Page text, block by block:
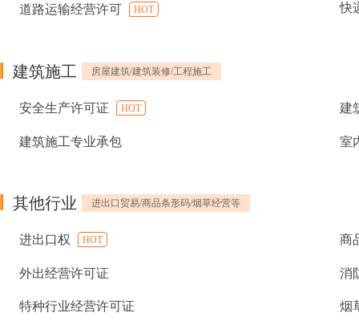
道路运输经营许可 HOT 快
建筑施工 房屋建筑/建筑装修/工程施工
安全生产许可证 HOT 建
建筑施工专业承包 室
其他行业 进出口贸易/商品条形码/烟草经营等
进出口权 HOT 商
外出经营许可证 消
特种行业经营许可证 烟